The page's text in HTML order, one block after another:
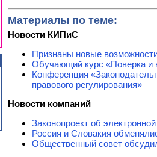
Материалы по теме:
Новости КИПиС
Признаны новые
Обучающий курс «Поверка и
Конференция
правового регулирования»
Новости компаний
Законопроект об
Россия и Словакия
Общественный совет